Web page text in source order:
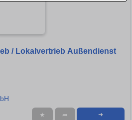
/ Lokalvertrieb Außendienst
★ ➦ ➜